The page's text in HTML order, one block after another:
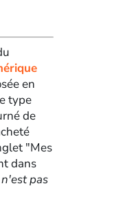
en
type
de
"Mes
dans
pas